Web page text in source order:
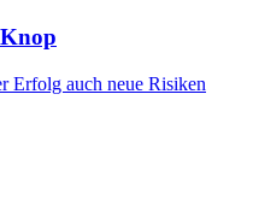
Erfolg auch neue Risiken